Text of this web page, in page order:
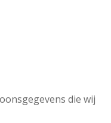
die wij